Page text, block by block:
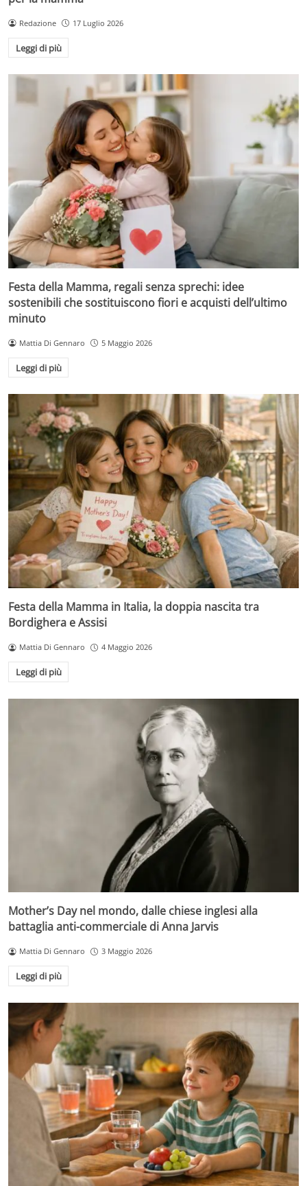
Redazione 17 Luglio 2026
Leggi di più
Festa della Mamma, regali senza sprechi: idee
sostenibili che sostituiscono fiori e acquisti dell’ultimo
minuto
Mattia Di Gennaro 5 Maggio 2026
Leggi di più
Festa della Mamma in Italia, la doppia nascita tra
Bordighera e Assisi
Mattia Di Gennaro 4 Maggio 2026
Leggi di più
Mother’s Day nel mondo, dalle chiese inglesi alla
battaglia anti-commerciale di Anna Jarvis
Mattia Di Gennaro 3 Maggio 2026
Leggi di più